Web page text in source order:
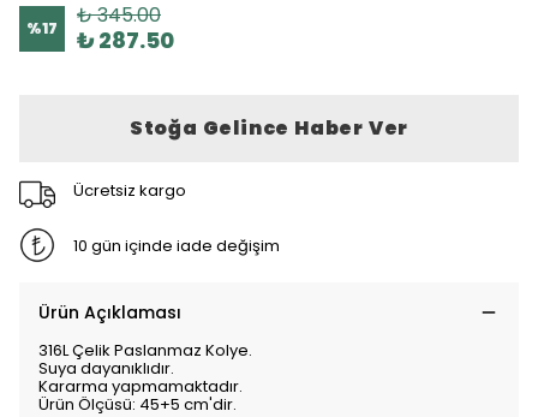
%17 ₺ 345.00
₺ 287.50
Stoğa Gelince Haber Ver
Ücretsiz kargo
10 gün içinde iade değişim
Ürün Açıklaması
316L Çelik Paslanmaz Kolye.
Suya dayanıklıdır.
Kararma yapmamaktadır.
Ürün Ölçüsü: 45+5 cm'dir.